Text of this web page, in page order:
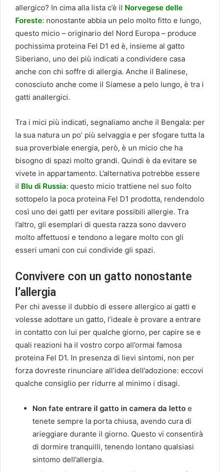
allergico? In cima alla lista c’è il Norvegese delle
Foreste: nonostante abbia un pelo molto fitto e lungo,
questo micio – originario del Nord Europa – produce
pochissima proteina Fel D1 ed è, insieme al gatto
Siberiano, uno dei più indicati a condividere casa
anche con chi soffre di allergia. Anche il Balinese,
conosciuto anche come il Siamese a pelo lungo, è tra i
gatti anallergici.
Tra i mici più indicati, segnaliamo anche il Bengala: per
la sua natura un po’ più selvaggia e per sfogare tutta la
sua proverbiale energia, però, è un micio che ha
bisogno di spazi molto grandi. Quindi è da evitare se
vivete in appartamento. L’alternativa potrebbe essere
il Blu di Russia: questo micio trattiene nel suo folto
sottopelo la poca proteina Fel D1 prodotta, rendendolo
così uno dei gatti per evitare possibili allergie. Tra
l’altro, gli esemplari di questa razza sono davvero
molto affettuosi e tendono a legare molto con gli
esseri umani con cui condivide gli spazi.
Convivere con un gatto nonostante
l’allergia
Per chi avesse il dubbio di essere allergico ai gatti e
volesse adottare un gatto, l’ideale è provare a entrare
in contatto con lui per qualche giorno, per capire se e
quali reazioni ha il vostro corpo all’ormai famosa
proteina Fel D1. In presenza di lievi sintomi, non per
forza dovreste rinunciare all’idea dell’adozione: eccovi
qualche consiglio per ridurre al minimo i disagi.
Non fate entrare il gatto in camera da letto e
tenete sempre la porta chiusa, avendo cura di
arieggiare durante il giorno. Questo vi consentirà
di dormire tranquilli, tenendo lontano qualsiasi
sintomo dell’allergia.